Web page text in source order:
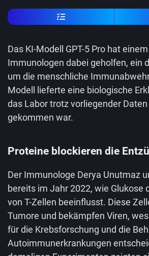
Das KI-Modell GPT-5 Pro hat einem
Immunologen dabei geholfen, ein
um die menschliche
Modell lieferte eine biologische
das Labor trotz vorliegender
gekommen war.
Proteine blockieren die
Der Immunologe Derya Unutmaz
bereits im Jahr 2022, wie Glukose
von T-Zellen beeinflusst. Diese
Tumore und bekämpfen Viren,
für die Krebsforschung und die
Autoimmunerkrankungen